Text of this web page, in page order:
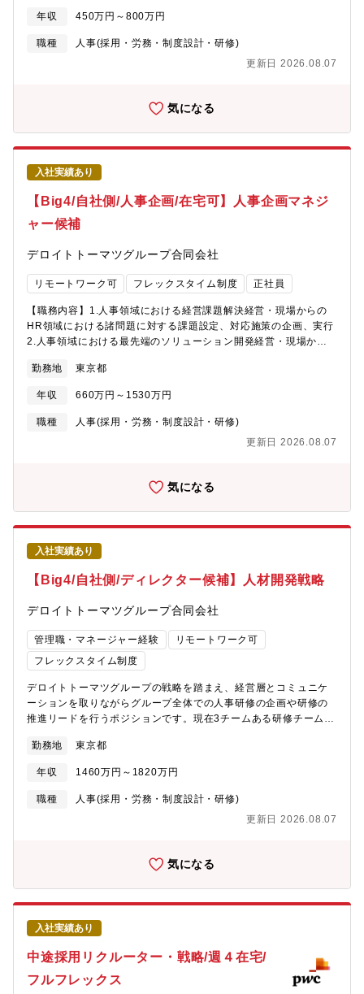
グラム）」等の諸制度の導入と取り組みをおこなっております。
同会社、PwC Japan有限責任監査法人のいずれかの新卒採用をご
担当いただきます。【業務内容】■新卒採用計画の立案、予算管
理、採用関連実務（面接・選考・リテンション等）■人材紹介会社
単独・合同説明会の実施■国内/海外の採用イベント企画■内定者フ
安心ください※高い英語力をお持ちの方は海外採用を担当してい
ただきます。【募集背景】PwCコンサルティング合同会社および
PwC Japan有限責任監査法人では、事業拡大と組織強化を背景に
新卒採用担当者を募集しています。【働き方】・実働7時間・基本
在宅勤務・フルフレックス※ご活躍されている皆さん実際にフレ
ックス活用されております・残業月30時間程度【キャリアパ
ス】・採用キャリアでも、将来的に人事戦略側や研修担当等人事
領域において、幅広く広げられます。・社内異動制度を使って他
部署への移動も可能です。※キャリアの広がり方は採用のスペシ
ェンジや管理職へのステップアップも可能です。【組織構成】・
人事約270人・新卒約30名前後での担当になります※5-6名のチー
ムに配属されます【おすすめポイント】■コア無しフレックスタイ
良い、働きやすい環境です！■各種コミュニケーション／イベント
等の企画・実行において、ビジネスサイドをはじめさまざまなス
テークホルダーと協働して運営していきますので、分析力、企画
力、提案力、交渉力、プロジェクトマネジメント力、等のスキル
ります。■同社における採用は部門トップの最重要事項の一つとな
務がファームの成長へダイレクトに繋がっていることを実感しな
がら業務を遂行することができます。■個人の裁量に任される範囲
レンジ出来る環境があります。■将来的には、採用に限らず幅広く
年収 450万円～800万円
職種
人事(採用・労務・制度設計・研修)
更新日 2026.08.07
気になる
入社実績あり
【Big4/自社側/人事企画/在宅可】人事企画マネジ
ャー候補
デロイトトーマツグループ合同会社
リモートワーク可 フレックスタイム制度 正社員
【職務内容】1.人事領域における経営課題解決経営・現場からの
HR領域における諸問題に対する課題設定、対応施策の企画、実行
2.人事領域における最先端のソリューション開発経営・現場から
ソリューションの開発例：・AIやPower Platform等、最新のデジ
タルツールを活用した人事オペレーション業務の高度化、効率
化・最新の法改正を踏まえ、コンプライアンス面を踏まえた人事
制度の改善・世の中のトレンドや社会情勢を踏まえた人事制度の
書きにおいて英語を使用する場面もございます。【魅力】・テー
できるので、企画の実行フェーズまで携わることができます。・
経営課題を解決するために人事のみならずや法律やデジタルとい
った領域にも触れることができます。・本ポジションではそのよ
うな取り組みをリードし、実践していくことで人事領域における
幅広い知識・スキルや経験を得ることができます。【キャリアパ
ス】このポジションでのより上の役割へのステップアップや人事
内の特定領域の専門性を活かしたポジションへのキャリアも目指
すことができます。【募集背景】前任者が他業務にあたるため、
このポジションの職務内容を新たに担っていただく方を求めた募
集。【組織構成】グループリーダー1名＋チームリーダー8名・レ
ポートラインについて、プロジェクトベースとなり、グループリ
ーダーやチームリーダーのケースも想定されます。・実務上はプ
ロジェクト単位でチーム横断的に動いていただくことを想定して
います。【働き方】標準労働時間7時間でフルフレックス、週2~3
日の在宅勤務が可能な想定です。ワークライフスタイルに合わせ
た働き方が可能です。「※企業紹介動画もあるので是非ご参照く
※東京事務所は豊洲エリアへの移転を計画中（2026年秋予定）
勤務地 東京都
年収 660万円～1530万円
職種
人事(採用・労務・制度設計・研修)
更新日 2026.08.07
気になる
入社実績あり
【Big4/自社側/ディレクター候補】人材開発戦略
デロイトトーマツグループ合同会社
管理職・マネージャー経験
リモートワーク可
フレックスタイム制度
デロイトトーマツグループの戦略を踏まえ、経営層とコミュニケ
ーションを取りながらグループ全体での人事研修の企画や研修の
推進リードを行うポジションです。現在3チームある研修チームの
ループ戦略を踏まえた研修企画およびラインナップの見直し、実
行推進のための関係内外部門との調整、実行推進リード20％：上
記方針に対するグループCxO、グループ内各法人CHROクラスら
との合意形成(各種提案資料作成と調整含む）、各法人への連携リ
マネジメント活動と人材育成、他組織活動■魅力・各法人だけでな
することができ、既存の育成ナレッジや熱意あるプロフェッショ
ナルと直接のやりとりを通じて更なる自己成長を実現することが
可能です。■組織構成19名入社時研修チーム:10名、昇格時研修チ
ーム:3名、リーダー人材育成チーム：6名、そのうち、入社時研修
チームと昇格時研修チームのチームリーダーを兼務いただきま
す。※東京事務所は豊洲エリアへの移転を計画中（2026年秋予
定）
勤務地 東京都
年収 1460万円～1820万円
職種
人事(採用・労務・制度設計・研修)
更新日 2026.08.07
気になる
入社実績あり
中途採用リクルーター・戦略/週４在宅/
フルフレックス